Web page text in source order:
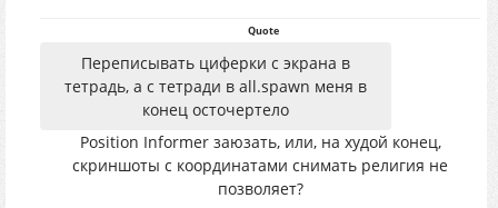
Quote
Переписывать циферки с экрана в
тетрадь, а с тетради в all.spawn меня в
конец осточертело
Position Informer заюзать, или, на худой конец,
скриншоты с координатами снимать религия не
позволяет?